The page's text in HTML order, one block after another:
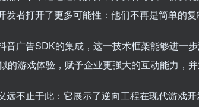
发者打开了更多可能性：他们不再是简单的
音广告SDK的集成，这一技术框架能够进一
的游戏体验，赋予企业更强大的互动能力，
远不止于此：它展示了逆向工程在现代游戏